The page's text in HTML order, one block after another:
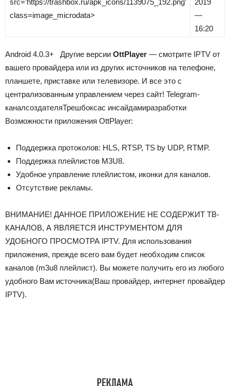
src=’https://trashbox.ru/apk_icons/1139075_192.png’
class=image_microdata>
2019
—
16:20
Android 4.0.3+ Другие версии OttPlayer — смотрите IPTV от
вашего провайдера или из других источников на телефоне,
планшете, приставке или телевизоре. И все это с
централизованным управлением через сайт! Telegram-
каналсоздателяТрешбоксас инсайдамиразработки
Возможности приложения OttPlayer:
Поддержка протоколов: HLS, RTSP, TS by UDP, RTMP.
Поддержка плейлистов M3U8.
Удобное управление плейлистом, иконки для каналов.
Отсутствие рекламы.
ВНИМАНИЕ! ДАННОЕ ПРИЛОЖЕНИЕ НЕ СОДЕРЖИТ ТВ-
КАНАЛОВ, А ЯВЛЯЕТСЯ ИНСТРУМЕНТОМ ДЛЯ
УДОБНОГО ПРОСМОТРА IPTV. Для использования
приложения, прежде всего вам будет необходим список
каналов (m3u8 плейлист). Вы можете получить его из любого
удобного Вам источника(Ваш провайдер, интернет провайдер
IPTV).